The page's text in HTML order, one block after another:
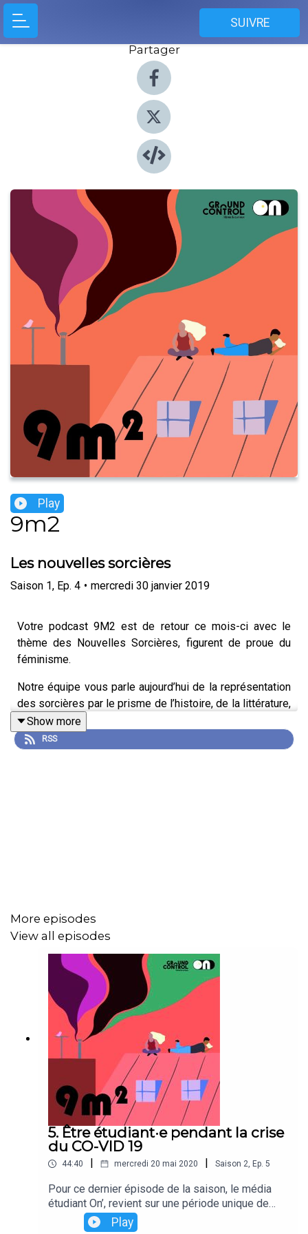
SUIVRE
Partager
Play
9m2
Les nouvelles sorcières
Saison 1, Ep. 4 • mercredi 30 janvier 2019
Votre podcast 9M2 est de retour ce mois-ci avec le
thème des Nouvelles Sorcières, figurent de proue du
féminisme.
Notre équipe vous parle aujourd’hui de la représentation
des sorcières par le prisme de l’histoire, de la littérature,
mais aussi de la place qu’elles occupent dans la pop
culture! On reçoit pour l'occasion Maxime Gelly
Perbellini, chercheur à l'EHESS.
Show more
RSS
More episodes
View all episodes
5. Être étudiant·e pendant la crise
du CO-VID 19
44:40 | mercredi 20 mai 2020 | Saison 2, Ep. 5
Pour ce dernier épisode de la saison, le média
étudiant On’, revient sur une période unique de
notre histoire : la crise sanitaire. Les étudiant·e·s
Play